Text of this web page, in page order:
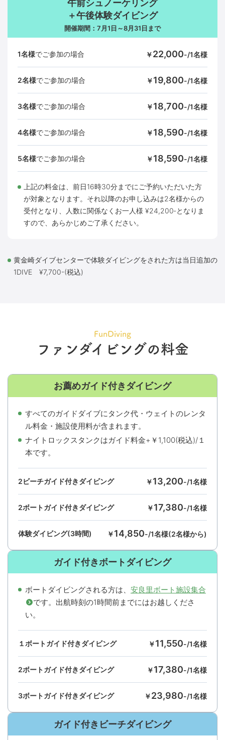
午前シュノーケリング
＋午後体験ダイビング
開催期間：7月1日～8月31日まで
1名様でご参加の場合 ￥22,000-/1名様
2名様でご参加の場合 ￥19,800-/1名様
3名様でご参加の場合 ￥18,700-/1名様
4名様でご参加の場合 ￥18,590-/1名様
5名様でご参加の場合 ￥18,590-/1名様
上記の料⾦は、前⽇16時30分までにご予約いただいた⽅
が対象となります。それ以降のお申し込みは2名様からの
受付となり、⼈数に関係なくお⼀⼈様 ¥24,200‐となりま
すので、あらかじめご了承ください。
黄金崎ダイブセンターで体験ダイビングをされた方は当日追加の
1DIVE ¥7,700-(税込)
FunDiving
ファンダイビングの料金
お薦めガイド付きダイビング
すべてのガイドダイブにタンク代・ウェイトのレンタ
ル料金・施設使用料が含まれます。
ナイトロックスタンクはガイド料金+￥1,100(税込)/１
本です。
2ビーチガイド付きダイビング ￥13,200-/1名様
2ボートガイド付きダイビング ￥17,380-/1名様
体験ダイビング(3時間) ￥14,850-/1名様(2名様から)
ガイド付きボートダイビング
ボートダイビングされる方は、 安良里ボート施設集合
です。出航時刻の1時間前までにはお越しくださ
い。
１ボートガイド付きダイビング ￥11,550-/1名様
2ボートガイド付きダイビング ￥17,380-/1名様
3ボートガイド付きダイビング ￥23,980-/1名様
ガイド付きビーチダイビング